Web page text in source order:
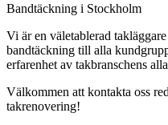
Bandtäckning i Stockholm
Vi är en väletablerad
bandtäckning till alla
erfarenhet av takbranschens
Välkommen att kontakta oss
takrenovering!